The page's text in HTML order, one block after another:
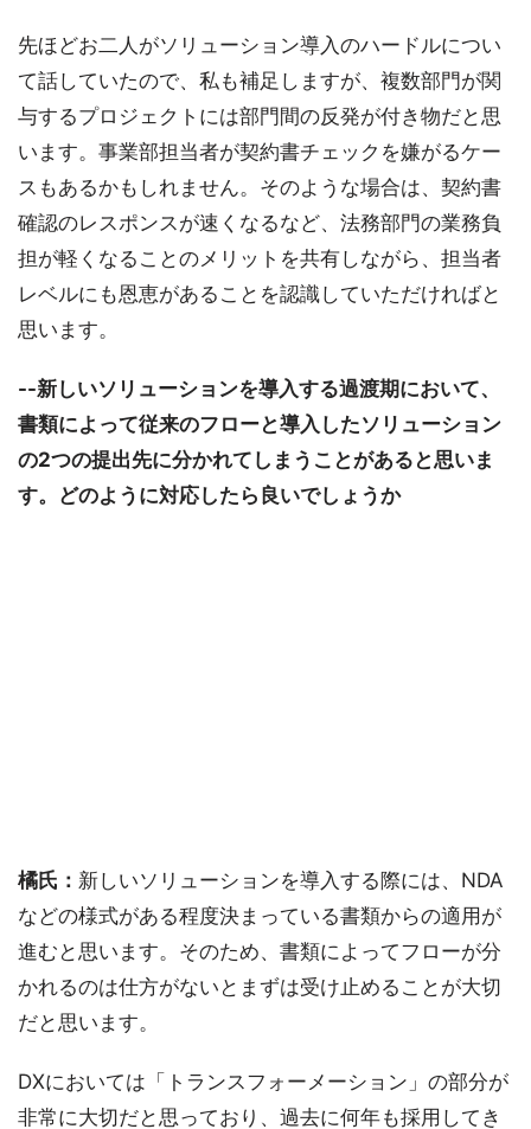
先ほどお二人がソリューション導入のハードルについ
て話していたので、私も補足しますが、複数部門が関
与するプロジェクトには部門間の反発が付き物だと思
います。事業部担当者が契約書チェックを嫌がるケー
スもあるかもしれません。そのような場合は、契約書
確認のレスポンスが速くなるなど、法務部門の業務負
担が軽くなることのメリットを共有しながら、担当者
レベルにも恩恵があることを認識していただければと
思います。
--新しいソリューションを導入する過渡期において、
書類によって従来のフローと導入したソリューション
の2つの提出先に分かれてしまうことがあると思いま
す。どのように対応したら良いでしょうか
橘氏： 新しいソリューションを導入する際には、NDA
などの様式がある程度決まっている書類からの適用が
進むと思います。そのため、書類によってフローが分
かれるのは仕方がないとまずは受け止めることが大切
だと思います。
DXにおいては「トランスフォーメーション」の部分が
非常に大切だと思っており、過去に何年も採用してき